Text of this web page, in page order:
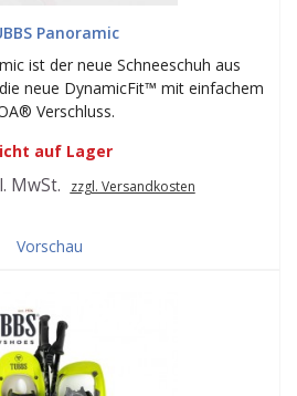
Panoramic
ist der neue Schneeschuh aus
neue DynamicFit™ mit einfachem
Verschluss.
auf Lager
MwSt. zzgl. Versandkosten
Vorschau